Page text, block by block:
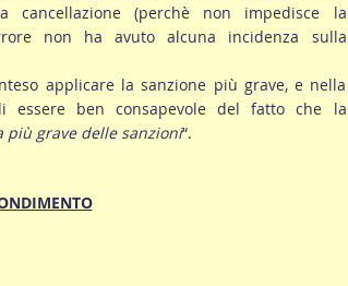
cancellazione (perchè non impedisce la
non ha avuto alcuna incidenza sulla
applicare la sanzione più grave, e nella
essere ben consapevole del fatto che la
grave delle sanzioni“.